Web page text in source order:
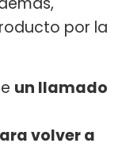
por la
un llamado
volver a